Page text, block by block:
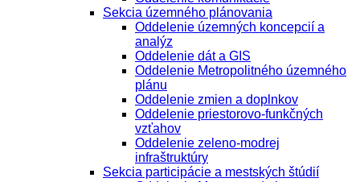
Sekcia územného plánovania
Oddelenie územných koncepcií a
analýz
Oddelenie dát a GIS
Oddelenie Metropolitného územného
plánu
Oddelenie zmien a doplnkov
Oddelenie priestorovo-funkčných
vzťahov
Oddelenie zeleno-modrej
infraštruktúry
Sekcia participácie a mestských štúdií